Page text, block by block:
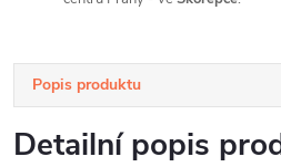
Popis produktu
Detailní popis